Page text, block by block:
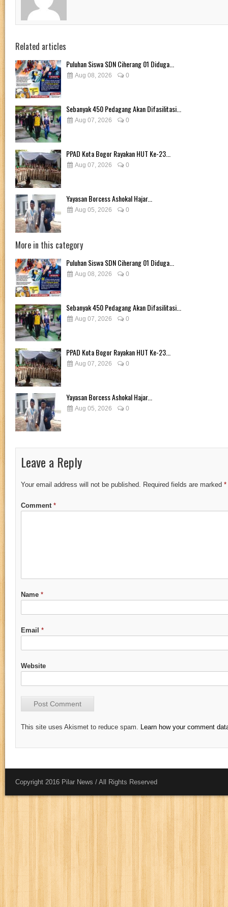
Related articles
Puluhan Siswa SDN Ciherang 01 Diduga...
Aug 08, 2026 0
Sebanyak 450 Pedagang Akan Difasilitasi...
Aug 07, 2026 0
PPAD Kota Bogor Rayakan HUT Ke-23...
Aug 07, 2026 0
Yayasan Borcess Ashokal Hajar...
Aug 05, 2026 0
More in this category
Puluhan Siswa SDN Ciherang 01 Diduga...
Aug 08, 2026 0
Sebanyak 450 Pedagang Akan Difasilitasi...
Aug 07, 2026 0
PPAD Kota Bogor Rayakan HUT Ke-23...
Aug 07, 2026 0
Yayasan Borcess Ashokal Hajar...
Aug 05, 2026 0
Leave a Reply
Your email address will not be published. Required fields are marked *
Comment *
Name *
Email *
Website
This site uses Akismet to reduce spam. Learn how your comment
Copyright 2016 Pilar News / All Rights Reserved